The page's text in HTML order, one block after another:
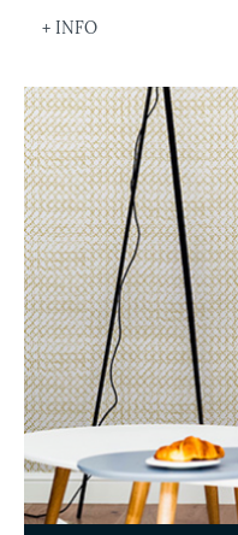
+ INFO